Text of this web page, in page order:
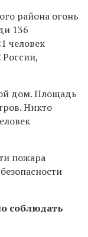
района огонь
136
человек
дом. Площадь
Никто
пожара
соблюдать